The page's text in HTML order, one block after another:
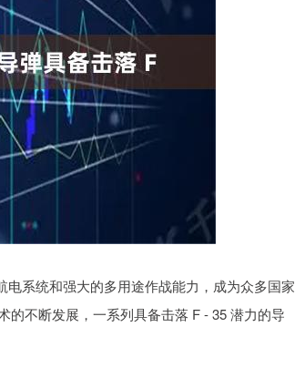
系统和强大的多用途作战能力，成为众多国家
的不断发展，一系列具备击落 F - 35 潜力的导